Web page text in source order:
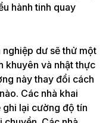
hành tinh quay
nghiệp dư sẽ thử một
khuyên và nhật thực
này thay đổi cách
Các nhà khai
ghi lại cường độ tín